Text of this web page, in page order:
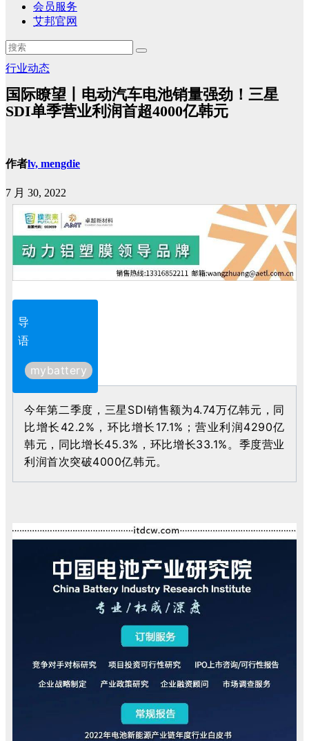
会员服务
艾邦官网
行业动态
国际瞭望丨电动汽车电池销量强劲！三星
SDI单季营业利润首超4000亿韩元
作者lv, mengdie
7 月 30, 2022
导
语
mybattery
今年第二季度，三星SDI销售额为4.74万亿韩元，同
比增长42.2%，环比增长17.1%；营业利润4290亿
韩元，同比增长45.3%，环比增长33.1%。季度营业
利润首次突破4000亿韩元。